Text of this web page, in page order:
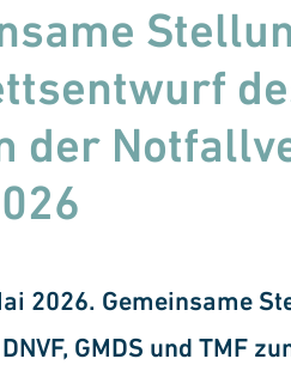
der
2026. Gemeinsame
DNVF, GMDS und TMF